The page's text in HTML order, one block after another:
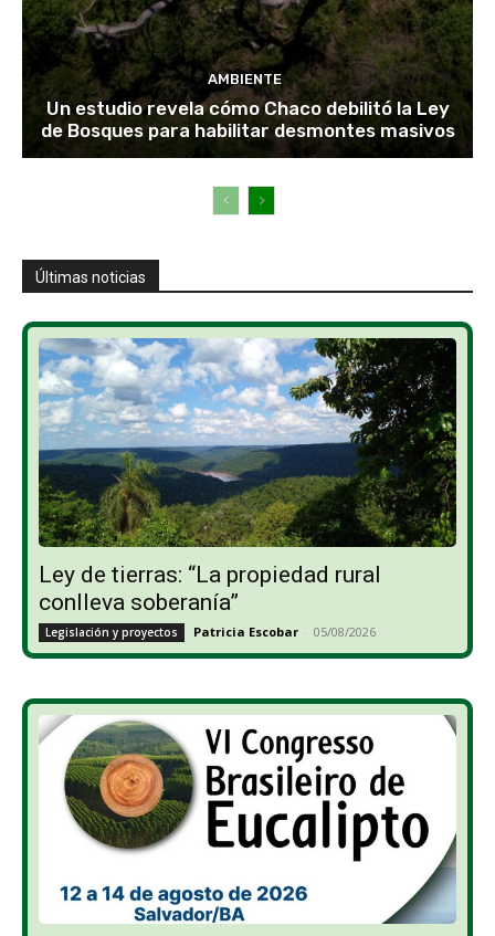
AMBIENTE
Un estudio revela cómo Chaco debilitó la Ley
de Bosques para habilitar desmontes masivos
Últimas noticias
Ley de tierras: “La propiedad rural
conlleva soberanía”
Legislación y proyectos Patricia Escobar - 05/08/2026